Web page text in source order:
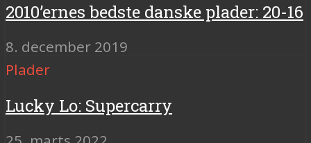
2010’ernes bedste danske plader: 20-16
8. december 2019
Plader
Lucky Lo: Supercarry